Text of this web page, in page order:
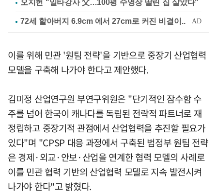
오지헌 "일타강사 父…100평 수영장 딸린 집 살았다"
이를 위해 민관 '원팀 전략'을 기반으로 중장기 산업협력
모델을 구축해 나가야 한다고 제안했다.
김미정 산업연구원 부연구위원은 "단기적인 잠수함 수
주를 넘어 한국이 캐나다를 독립된 전략적 파트너로 재
정립하고 중장기적 관점에서 산업협력을 추진할 필요가
있다"며 "CPSP 대응 과정에서 구축된 범정부 원팀 전략
은 경제·외교·안보·산업을 연계한 협력 모델의 사례로
이를 민관 협력 기반의 산업협력 모델로 지속 발전시켜
나가야 한다"고 밝혔다.